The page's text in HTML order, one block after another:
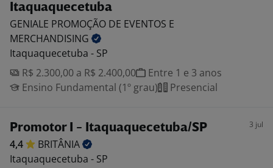
Itaquaquecetuba
GENIALE PROMOÇÃO DE EVENTOS E
MERCHANDISING
Itaquaquecetuba - SP
R$ 2.300,00 a R$ 2.400,00
Entre 1 e 3 anos
Ensino Fundamental (1º grau)
Presencial
Promotor I - Itaquaquecetuba/SP 3 jul
4,4
BRITÂNIA
Itaquaquecetuba - SP